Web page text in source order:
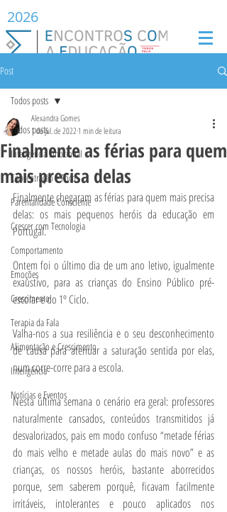
2026
Post
Todos posts
Inteligência Emocional
Concentração e Foco
Parentalidade Consciente
Crescer com Tecnologia
Comportamento
Emoções
Crescimento
Terapia da Fala
Alimentação e Crescimento
Inteligência
Notícias e Eventos
Todos posts
Finalmente as férias para quem
mais precisa delas
Alexandra Gomes
1 de jul. de 20221 min de leitura
Finalmente chegaram as férias para quem mais precisa
delas: os mais pequenos heróis da educação em
Portugal.
Ontem foi o último dia de um ano letivo, igualmente
exaustivo, para as crianças do Ensino Público pré-
escolar e do 1º Ciclo.
Valha-nos a sua resiliência e o seu desconhecimento
de causa para atenuar a saturação sentida por elas,
num corre-corre para a escola.
Nesta última semana o cenário era geral: professores
naturalmente cansados, conteúdos transmitidos já
desvalorizados, pais em modo confuso “metade férias
do mais velho e metade aulas do mais novo” e as
crianças, os nossos heróis, bastante aborrecidos
porque, sem saberem porquê, ficavam facilmente
irritáveis, intolerantes e pouco aplicados nos